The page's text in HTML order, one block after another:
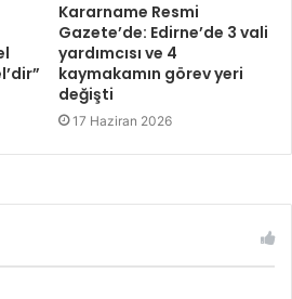
Kararname Resmi
Gazete’de: Edirne’de 3 vali
yardımcısı ve 4
kaymakamın görev yeri
değişti
17 Haziran 2026